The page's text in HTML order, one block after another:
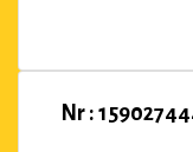
Nr :